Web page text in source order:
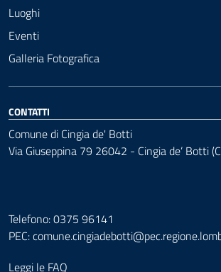
Luoghi
Eventi
Galleria Fotografica
CONTATTI
Comune di Cingia de' Botti
Via Giuseppina 79 26042 - Cingia de’ Botti
Telefono: 0375 96141
PEC:
Leggi le FAQ